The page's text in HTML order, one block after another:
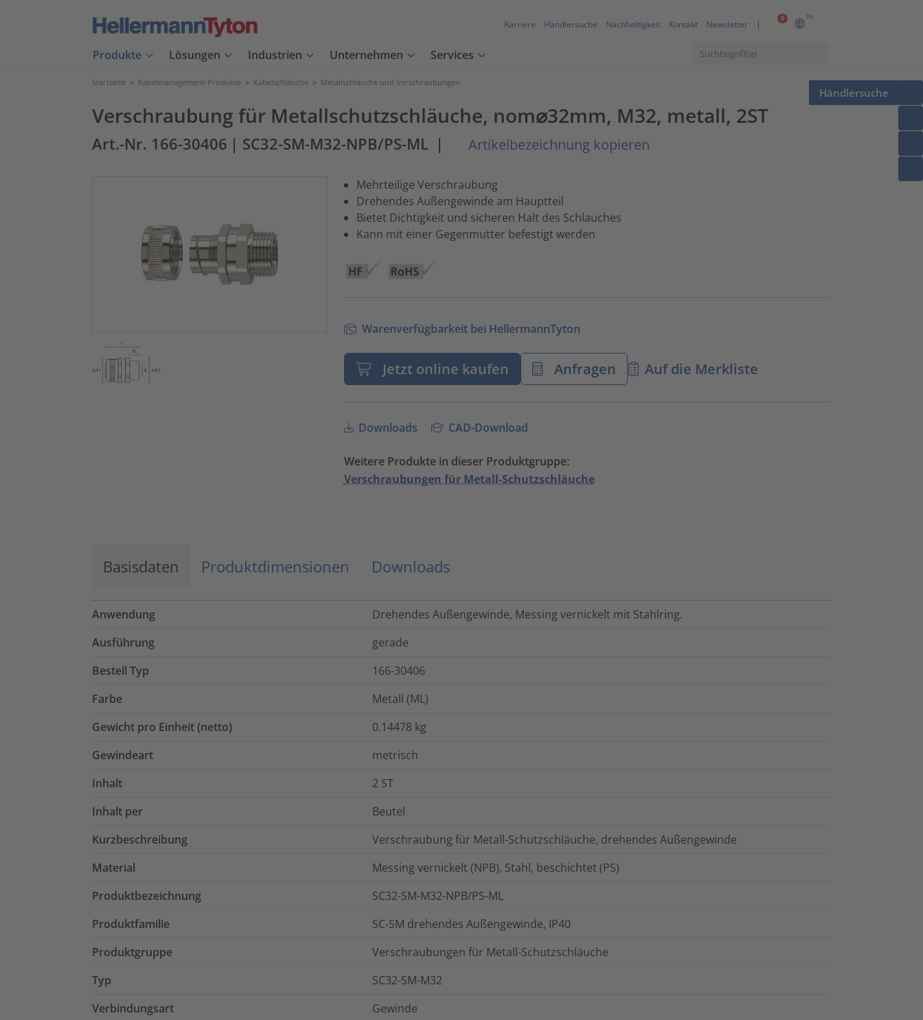
0 DE
Karriere Händlersuche Nachhaltigkeit Kontakt Newsletter
Produkte Lösungen Industrien Unternehmen Services
Händlersuche
Startseite > Kabelmanagement-Produkte > Kabelschläuche > Metallschläuche und Verschraubungen
Verschraubung für Metallschutzschläuche, nom⌀32mm, M32, metall, 2ST
Art.-Nr. 166-30406 | SC32-SM-M32-NPB/PS-ML | Artikelbezeichnung kopieren
Mehrteilige Verschraubung
Drehendes Außengewinde am Hauptteil
Bietet Dichtigkeit und sicheren Halt des Schlauches
Kann mit einer Gegenmutter befestigt werden
Warenverfügbarkeit bei HellermannTyton
Jetzt online kaufen Anfragen Auf die Merkliste
Downloads CAD-Download
Weitere Produkte in dieser Produktgruppe:
Verschraubungen für Metall-Schutzschläuche
Basisdaten Produktdimensionen Downloads
Anwendung
Drehendes Außengewinde, Messing vernickelt mit Stahlring.
Ausführung
gerade
Bestell Typ
166-30406
Farbe
Metall (ML)
Gewicht pro Einheit (netto)
0.14478 kg
Gewindeart
metrisch
Inhalt
2 ST
Inhalt per
Beutel
Kurzbeschreibung
Verschraubung für Metall-Schutzschläuche, drehendes Außengewinde
Material
Messing vernickelt (NPB), Stahl, beschichtet (PS)
Produktbezeichnung
SC32-SM-M32-NPB/PS-ML
Produktfamilie
SC-SM drehendes Außengewinde, IP40
Produktgruppe
Verschraubungen für Metall-Schutzschläuche
Typ
SC32-SM-M32
Verbindungsart
Gewinde